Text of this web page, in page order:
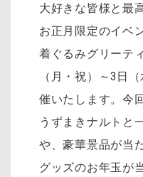
大好きな皆様と最
お正月限定のイベ
着ぐるみグリーテ
（月・祝）～3日
催いたします。今
うずまきナルトと
や、豪華景品が当
グッズのお年玉が